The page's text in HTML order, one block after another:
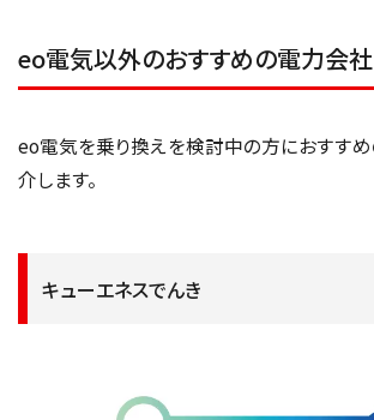
eo電気以外のおすすめの電力会社
eo電気を乗り換えを検討中の方におすす
介します。
キューエネスでんき